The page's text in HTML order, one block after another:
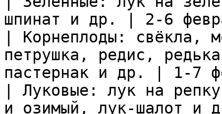
шпинат и др. | 2-6
| Корнеплоды: свёкла,
петрушка, редис,
пастернак и др. | 1-7
| Луковые: лук на
и озимый, лук-шалот